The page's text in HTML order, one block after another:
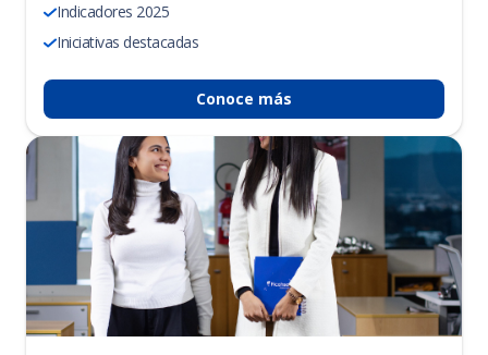
Indicadores 2025
Iniciativas destacadas
Conoce más